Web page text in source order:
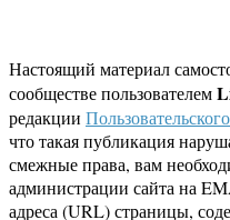
Настоящий материал
сообществе пользователем
редакции
что такая публикация
смежные права, вам
администрации сайта на
адреса (URL) страницы,